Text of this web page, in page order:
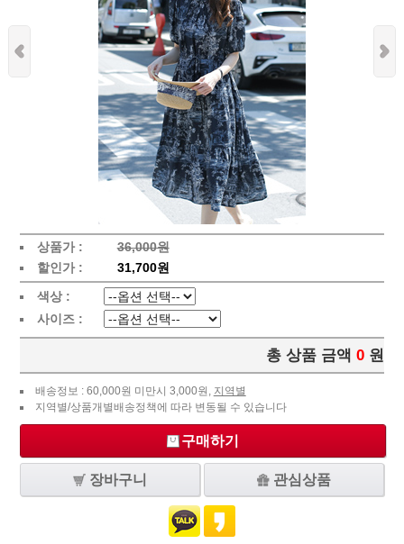
상품가 :
36,000원
할인가 :
31,700원
색상 :
사이즈 :
총 상품 금액 0 원
배송정보 : 60,000원 미만시 3,000원, 지역별
지역별/상품개별배송정책에 따라 변동될 수 있습니다
구매하기
장바구니 관심상품